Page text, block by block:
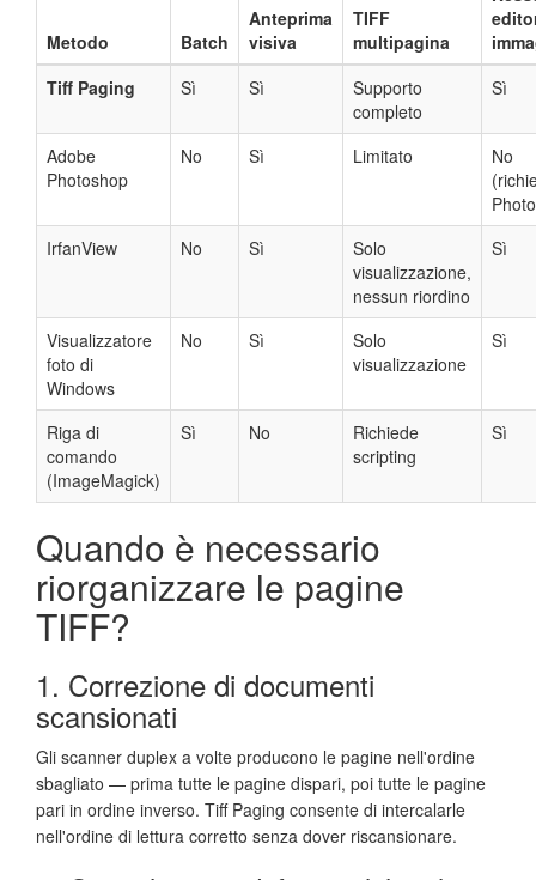
Metodo Batch
Anteprima
visiva
TIFF
multipagina
Tiff Paging
Sì Sì
Supporto
completo
Sì
Adobe
Photoshop
No Sì Limitato
No
IrfanView
No Sì
Solo
visualizzazione,
nessun riordino
Sì
Visualizzatore
foto di
Windows
No Sì
Solo
visualizzazione
Sì
Riga di
comando
(ImageMagick)
Sì No
Richiede
scripting
Sì
Quando è necessario
riorganizzare le pagine
TIFF?
1. Correzione di documenti
scansionati
Gli scanner duplex a volte producono le pagine nell'ordine
sbagliato — prima tutte le pagine dispari, poi tutte le pagine
pari in ordine inverso. Tiff Paging consente di intercalarle
nell'ordine di lettura corretto senza dover riscansionare.